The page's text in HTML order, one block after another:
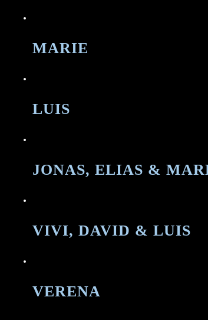
MARIE
LUIS
JONAS, ELIAS &
VIVI, DAVID & LUIS
VERENA